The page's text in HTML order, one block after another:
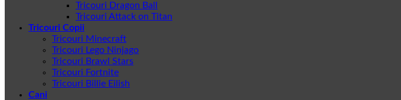
Tricouri Dragon Ball
Tricouri Attack on Titan
Tricouri Copii
Tricouri Minecraft
Tricouri Lego Ninjago
Tricouri Brawl Stars
Tricouri Fortnite
Tricouri Billie Eilish
Cani